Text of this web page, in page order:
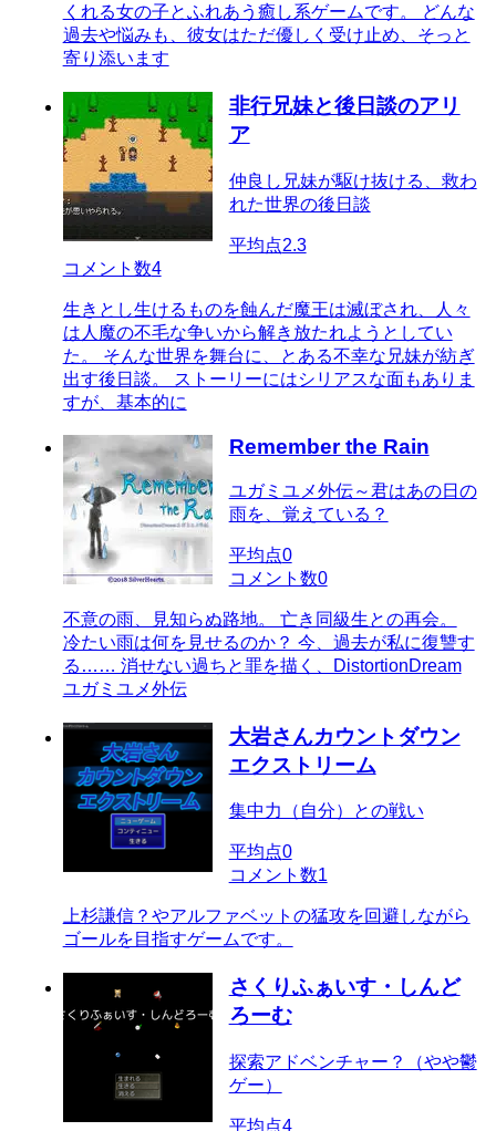
くれる女の子とふれあう癒し系ゲームです。 どんな
過去や悩みも、彼女はただ優しく受け止め、そっと
寄り添います
非行兄妹と後日談のアリ
ア
仲良し兄妹が駆け抜ける、救わ
れた世界の後日談
平均点2.3
コメント数4
生きとし生けるものを蝕んだ魔王は滅ぼされ、人々
は人魔の不毛な争いから解き放たれようとしてい
た。 そんな世界を舞台に、とある不幸な兄妹が紡ぎ
出す後日談。 ストーリーにはシリアスな面もありま
すが、基本的に
Remember the Rain
ユガミユメ外伝～君はあの日の
雨を、覚えている？
平均点0
コメント数0
不意の雨、見知らぬ路地。 亡き同級生との再会。
冷たい雨は何を見せるのか？ 今、過去が私に復讐す
る…… 消せない過ちと罪を描く、DistortionDream
ユガミユメ外伝
大岩さんカウントダウン
エクストリーム
集中力（自分）との戦い
平均点0
コメント数1
上杉謙信？やアルファベットの猛攻を回避しながら
ゴールを目指すゲームです。
さくりふぁいす・しんど
ろーむ
探索アドベンチャー？（やや鬱
ゲー）
平均点4